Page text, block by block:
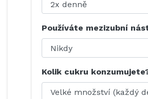
Používáte mezizubní
Kolik cukru